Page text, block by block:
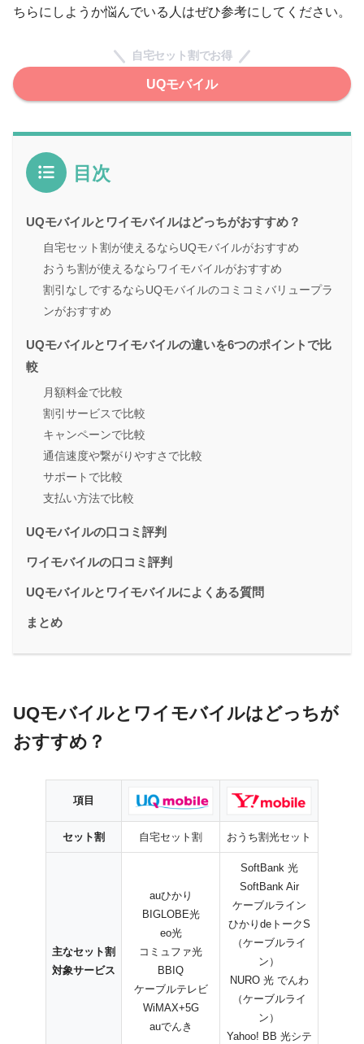
ちらにしようか悩んでいる人はぜひ参考にしてください。
自宅セット割でお得
UQモバイル
目次
UQモバイルとワイモバイルはどっちがおすすめ？
自宅セット割が使えるならUQモバイルがおすすめ
おうち割が使えるならワイモバイルがおすすめ
割引なしでするならUQモバイルのコミコミバリュープラ
ンがおすすめ
UQモバイルとワイモバイルの違いを6つのポイントで比
較
月額料金で比較
割引サービスで比較
キャンペーンで比較
通信速度や繋がりやすさで比較
サポートで比較
支払い方法で比較
UQモバイルの口コミ評判
ワイモバイルの口コミ評判
UQモバイルとワイモバイルによくある質問
まとめ
UQモバイルとワイモバイルはどっちが
おすすめ？
項目
セット割 自宅セット割 おうち割光セット
主なセット割
対象サービス
auひかり
BIGLOBE光
eo光
コミュファ光
BBIQ
ケーブルテレビ
WiMAX+5G
auでんき
SoftBank 光
SoftBank Air
ケーブルライン
ひかりdeトークS
（ケーブルライ
ン）
NURO 光 でんわ
（ケーブルライ
ン）
Yahoo! BB 光シテ